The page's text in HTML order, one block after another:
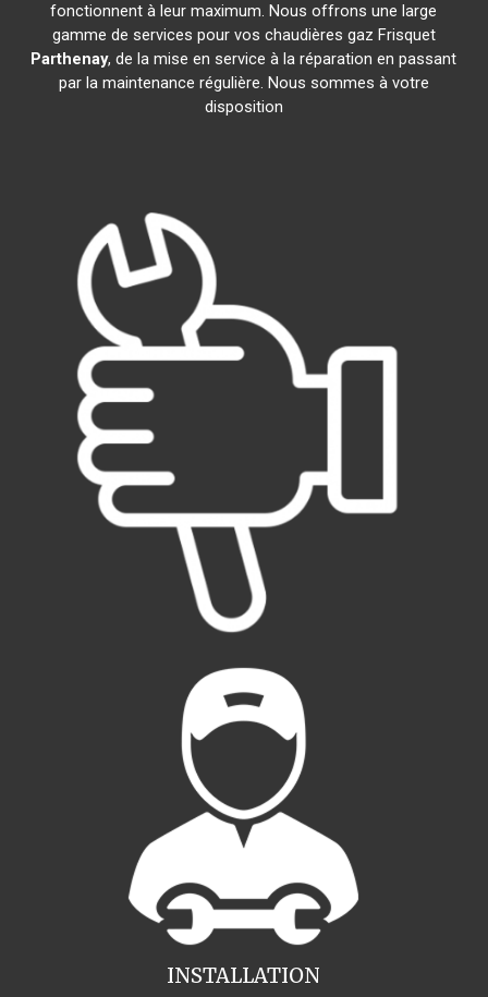
fonctionnent à leur maximum. Nous offrons une large
gamme de services pour vos chaudières gaz Frisquet
Parthenay, de la mise en service à la réparation en passant
par la maintenance régulière. Nous sommes à votre
disposition
INSTALLATION